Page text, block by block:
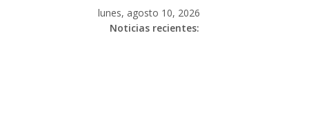
lunes, agosto 10, 2026
Noticias recientes: